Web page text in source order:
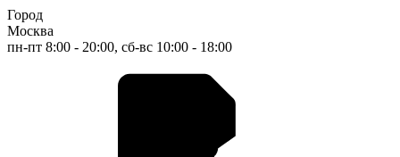
Город
Москва
пн-пт 8:00 - 20:00, сб-вс 10:00 - 18:00